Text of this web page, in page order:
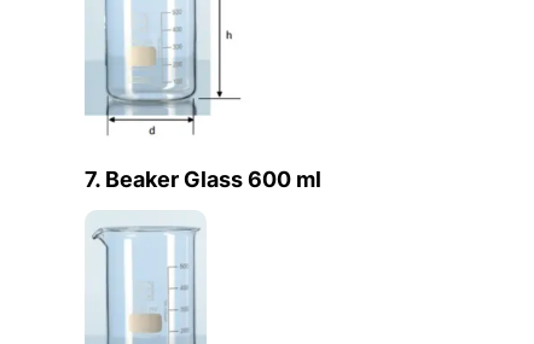
7. Beaker Glass 600 ml